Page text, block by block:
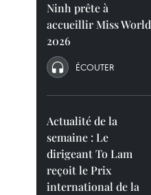
Ninh prête à
accueillir Miss World
2026
ÉCOUTER
Actualité de la
semaine : Le
dirigeant To Lam
reçoit le Prix
international de la